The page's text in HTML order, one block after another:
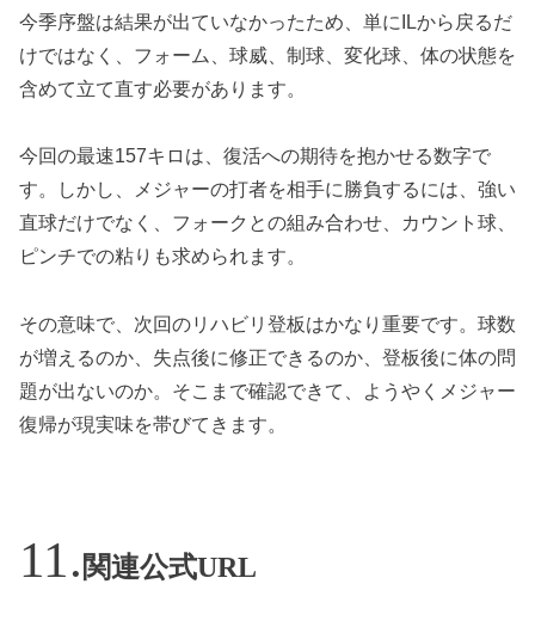
今季序盤は結果が出ていなかったため、単にILから戻るだ
けではなく、フォーム、球威、制球、変化球、体の状態を
含めて立て直す必要があります。
今回の最速157キロは、復活への期待を抱かせる数字で
す。しかし、メジャーの打者を相手に勝負するには、強い
直球だけでなく、フォークとの組み合わせ、カウント球、
ピンチでの粘りも求められます。
その意味で、次回のリハビリ登板はかなり重要です。球数
が増えるのか、失点後に修正できるのか、登板後に体の問
題が出ないのか。そこまで確認できて、ようやくメジャー
復帰が現実味を帯びてきます。
関連公式URL